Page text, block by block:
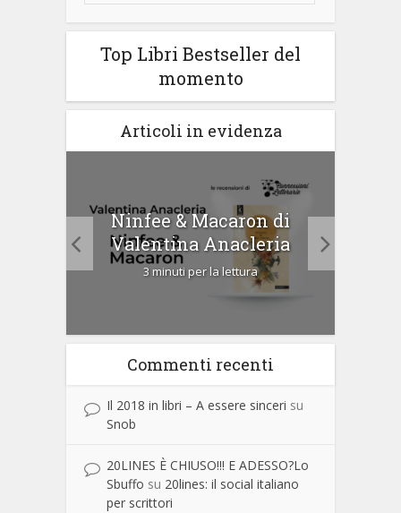
Top Libri Bestseller del
momento
Articoli in evidenza
Ninfee & Macaron di
Valentina Anacleria
3 minuti per la lettura
Commenti recenti
Il 2018 in libri – A essere sinceri su
Snob
20LINES È CHIUSO!!! E ADESSO?Lo
Sbuffo su 20lines: il social italiano
per scrittori